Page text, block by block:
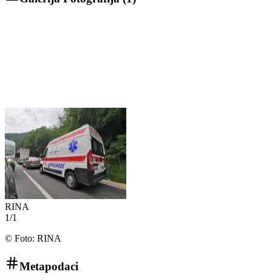
RINA
1/1
© Foto: RINA
Metapodaci